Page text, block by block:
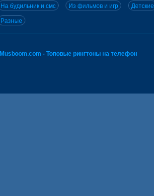
На будильник и смс Из фильмов и игр Детские
Разные
Musboom.com - Топовые рингтоны на телефон